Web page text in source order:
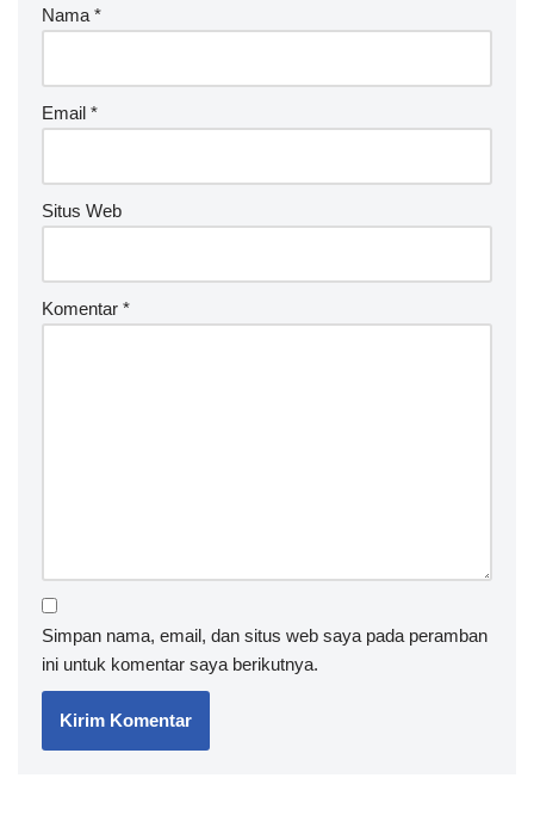
Nama *
Email *
Situs Web
Komentar *
Simpan nama, email, dan situs web saya pada peramban
ini untuk komentar saya berikutnya.